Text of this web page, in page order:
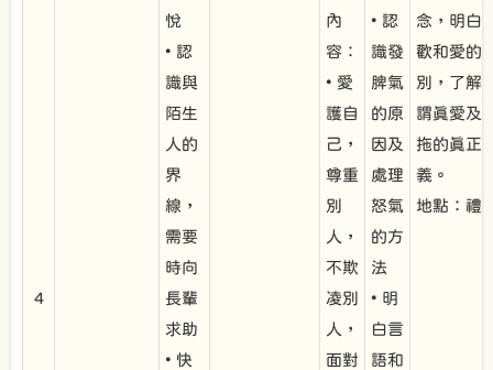
4
悅
• 認
識與
陌生
人的
界
線，
需要
時向
長輩
求助
• 快
內
容：
• 愛
護自
己，
尊重
別
人，
不欺
凌別
人，
面對
• 認
識發
脾氣
的原
因及
處理
怒氣
的方
法
• 明
白言
語和
念，明白
歡和愛的
別，了解
謂真愛及
拖的真正
義。
地點：禮